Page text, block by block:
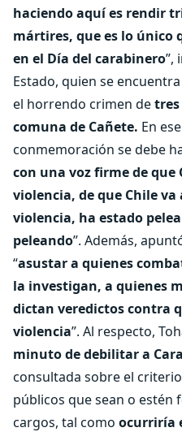
haciendo aquí es rendir
mártires, que es lo único
en el Día del carabinero”,
Estado, quien se
el horrendo crimen detres
comuna de Cañete. En
conmemoración se debe
con una voz firme de que
violencia, de que Chile
violencia, ha estado
peleando”. Además,
“asustar a quienes
la investigan, a quienes
dictan veredictos contra
violencia”. Al respecto,
minuto de debilitar a
consultada sobre el
públicos que sean o estén
cargos, tal como ocurriría